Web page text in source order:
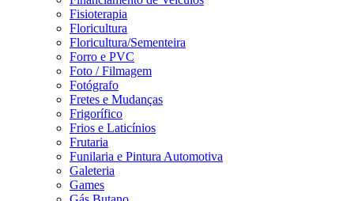
Fisioterapia
Floricultura
Floricultura/Sementeira
Forro e PVC
Foto / Filmagem
Fotógrafo
Fretes e Mudanças
Frigorífico
Frios e Laticínios
Frutaria
Funilaria e Pintura Automotiva
Galeteria
Games